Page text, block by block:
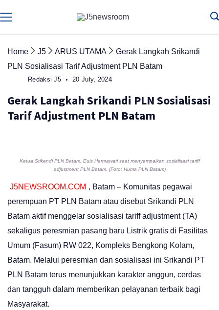
to
Home J5 ARUS UTAMA
Gerak Langkah Srikandi
PLN Sosialisasi Tarif Adjustment PLN Batam
Redaksi J5 20 July, 2024
Gerak Langkah Srikandi PLN Sosialisasi
Tarif Adjustment PLN Batam
Ketua Srikandi PLN Batam, Euis Hermawati saat menyampaikan sosialisasi tariff
adjustment PLN Batam. (Foto: Huma PLN Batam)
J5NEWSROOM.COM , Batam – Komunitas pegawai
perempuan PT PLN Batam atau disebut Srikandi PLN
Batam aktif menggelar sosialisasi tariff adjustment (TA)
sekaligus peresmian pasang baru Listrik gratis di Fasilitas
Umum (Fasum) RW 022, Kompleks Bengkong Kolam,
Batam. Melalui peresmian dan sosialisasi ini Srikandi PT
PLN Batam terus menunjukkan karakter anggun, cerdas
dan tangguh dalam memberikan pelayanan terbaik bagi
Masyarakat.